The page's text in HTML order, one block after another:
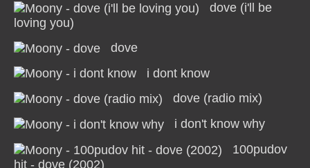
dove (i'll be
loving you)
dove
i dont know
dove (radio mix)
i don't know why
100pudov
hit - dove (2002)